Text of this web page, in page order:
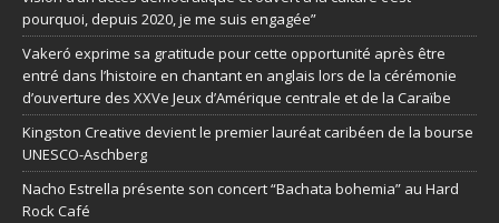
pourquoi, depuis 2020, je me suis engagée”
Vakeró exprime sa gratitude pour cette opportunité après être
entré dans l’histoire en chantant en anglais lors de la cérémonie
d’ouverture des XXVe Jeux d’Amérique centrale et de la Caraïbe
Kingston Creative devient le premier lauréat caribéen de la bourse
UNESCO-Aschberg
Nacho Estrella présente son concert “Bachata bohemia” au Hard
Rock Café